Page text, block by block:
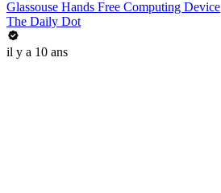
Glassouse Hands Free Computing Device
The Daily Dot
il y a 10 ans